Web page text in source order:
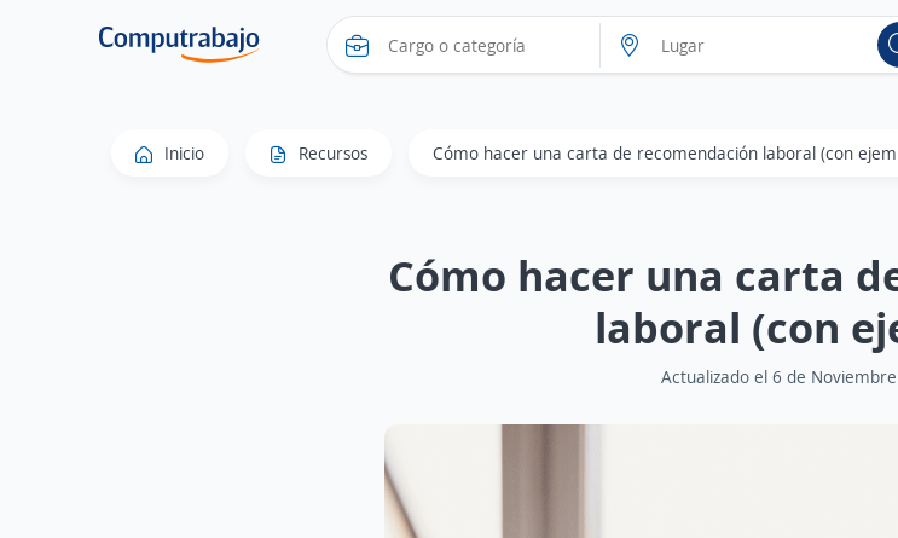
Inicio Recursos Cómo hacer una carta de recomendación laboral (con
Cómo hacer una carta
laboral (con
Actualizado el 6 de